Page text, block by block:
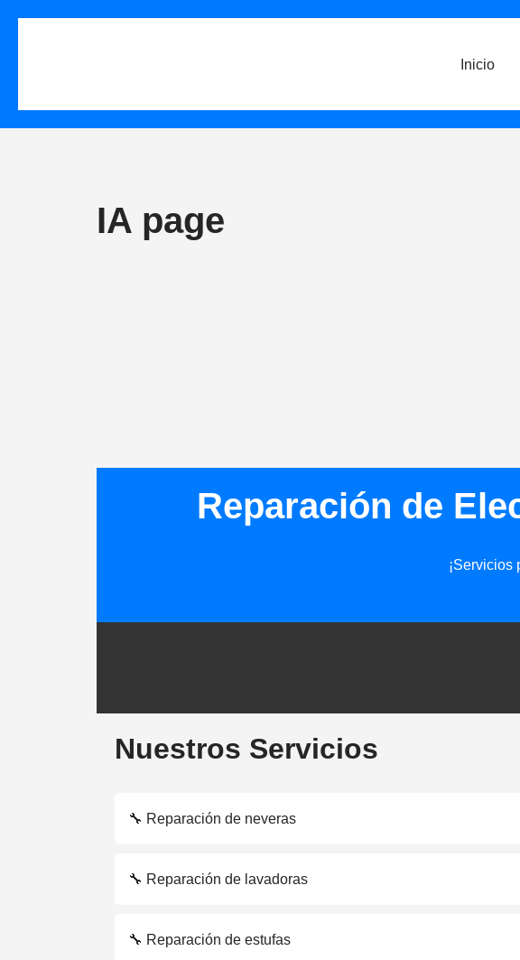
Inicio
IA page
Reparación de
¡Servicios
Nuestros Servicios
🔧 Reparación de neveras
🔧 Reparación de lavadoras
🔧 Reparación de estufas